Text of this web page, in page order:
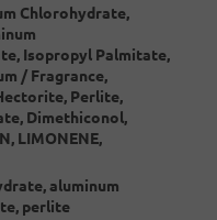
Chlorohydrate,
Isopropyl Palmitate,
/ Fragrance,
Perlite,
Dimethiconol,
LIMONENE,
aluminum
perlite